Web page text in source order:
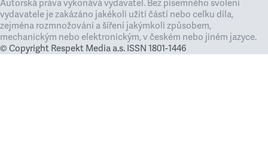
Autorská práva vykonává vydavatel. Bez písemného svolení
vydavatele je zakázáno jakékoli užití částí nebo celku díla,
zejména rozmnožování a šíření jakýmkoli způsobem,
mechanickým nebo elektronickým, v českém nebo jiném jazyce.
© Copyright Respekt Media a.s. ISSN 1801-1446